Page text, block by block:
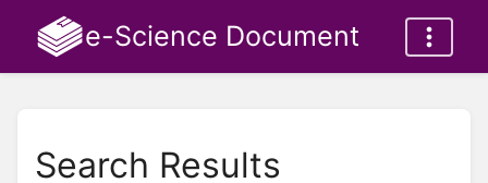
e-Science Document
Search Results